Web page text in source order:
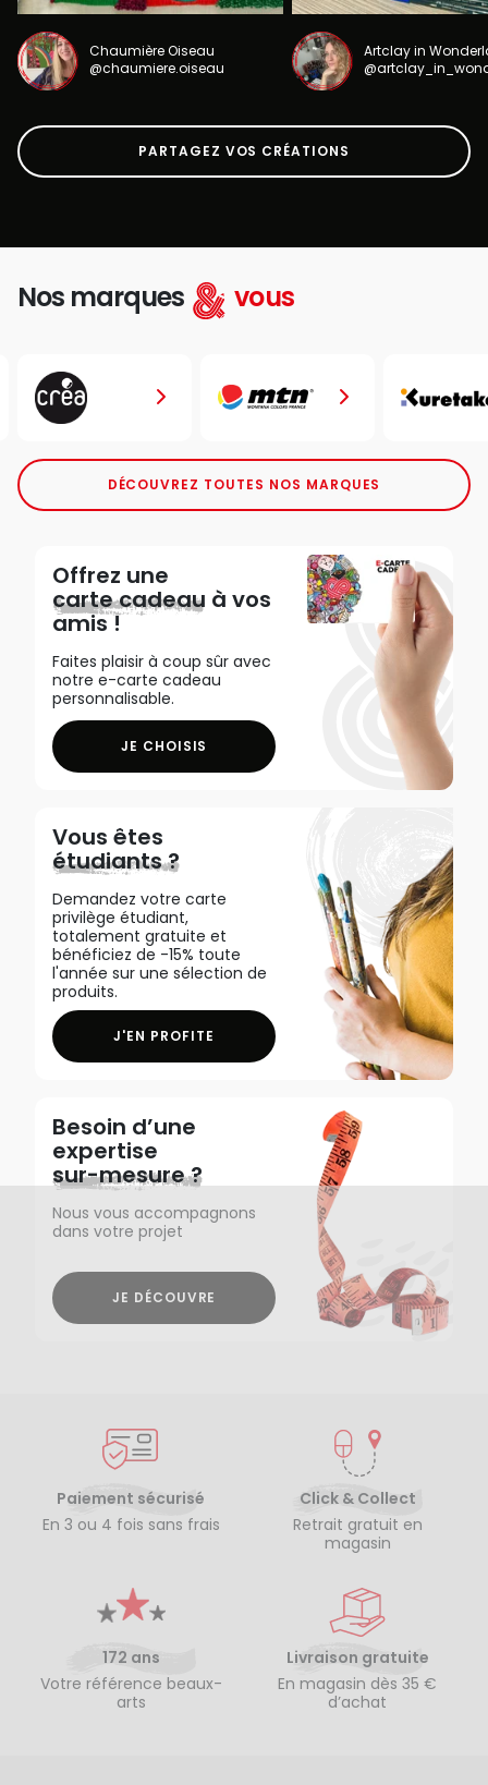
Chaumière Oiseau
@chaumiere.oiseau
Artclay in
PARTAGEZ VOS CRÉATIONS
Nos marques vous
DÉCOUVREZ TOUTES NOS MARQUES
Offrez une
carte cadeau à vos
amis !
Faites plaisir à coup sûr avec
notre e-carte cadeau
personnalisable.
JE CHOISIS
Vous êtes
étudiants ?
Demandez votre carte
privilège étudiant,
totalement gratuite et
bénéficiez de -15% toute
l'année sur une sélection de
produits.
J'EN PROFITE
Besoin d’une
expertise
sur-mesure ?
Nous vous accompagnons
dans votre projet
JE DÉCOUVRE
Paiement sécurisé
En 3 ou 4 fois sans frais
Click & Collect
Retrait gratuit en
magasin
172 ans
Votre référence beaux-
arts
Livraison gratuite
En magasin dès 35 €
d’achat